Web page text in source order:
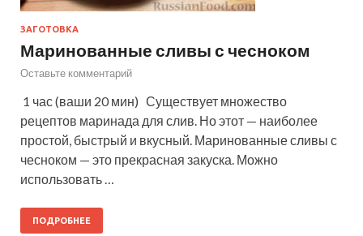
ЗАГОТОВКА
Маринованные сливы с чесноком
Оставьте комментарий
1 час (ваши 20 мин) Существует множество
рецептов маринада для слив. Но этот — наиболее
простой, быстрый и вкусный. Маринованные сливы с
чесноком — это прекрасная закуска. Можно
использовать …
ПОДРОБНЕЕ